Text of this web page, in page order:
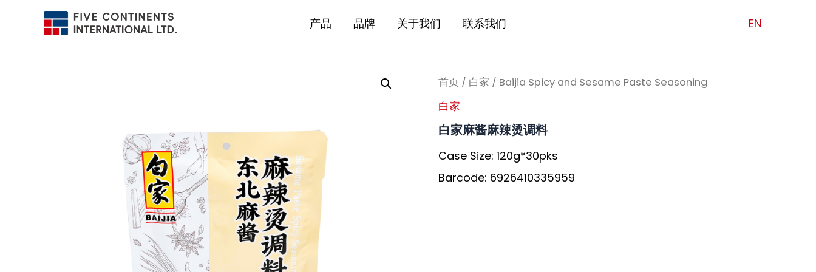
产品 品牌 关于我们 联系我们 EN
首页/ 白家 / Baijia Spicy and Sesame Paste Seasoning
白家
白家麻酱麻辣烫调料
Case Size: 120g*30pks
Barcode: 6926410335959